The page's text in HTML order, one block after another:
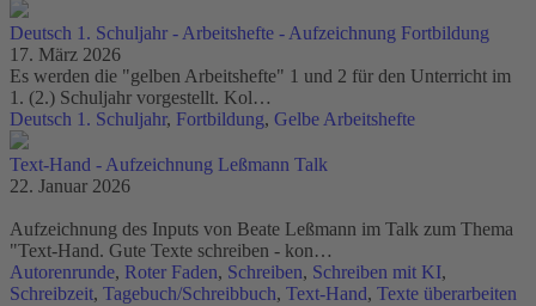
Deutsch 1. Schuljahr - Arbeitshefte - Aufzeichnung Fortbildung
17. März 2026
Es werden die "gelben Arbeitshefte" 1 und 2 für den Unterricht im
1. (2.) Schuljahr vorgestellt. Kol…
Deutsch 1. Schuljahr, Fortbildung, Gelbe Arbeitshefte
Text-Hand - Aufzeichnung Leßmann Talk
22. Januar 2026
Aufzeichnung des Inputs von Beate Leßmann im Talk zum Thema
"Text-Hand. Gute Texte schreiben - kon…
Autorenrunde, Roter Faden, Schreiben, Schreiben mit KI,
Schreibzeit, Tagebuch/Schreibbuch, Text-Hand, Texte überarbeiten